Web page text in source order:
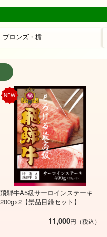
ブロンズ・楯
NEW
飛騨牛A5級サーロインステーキ
200g×2【景品目録セット】
11,000円（税込）